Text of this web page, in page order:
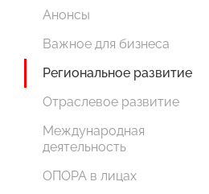
Анонсы
Важное для бизнеса
Региональное развитие
Отраслевое развитие
Международная
деятельность
ОПОРА в лицах